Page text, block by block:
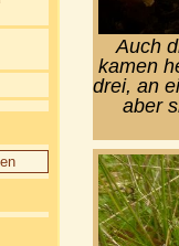
Auch
kamen
drei, an
aber